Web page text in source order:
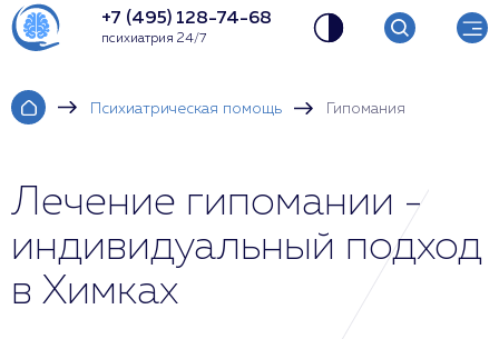
+7 (495) 128-74-68
психиатрия 24/7
Психиатрическая помощь Гипомания
Лечение гипомании -
индивидуальный подход
в Химках